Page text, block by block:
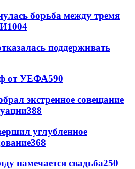
борьба между тремя
1004
поддерживать
от УЕФА590
экстренное совещание
388
углубленное
368
намечается свадьба250